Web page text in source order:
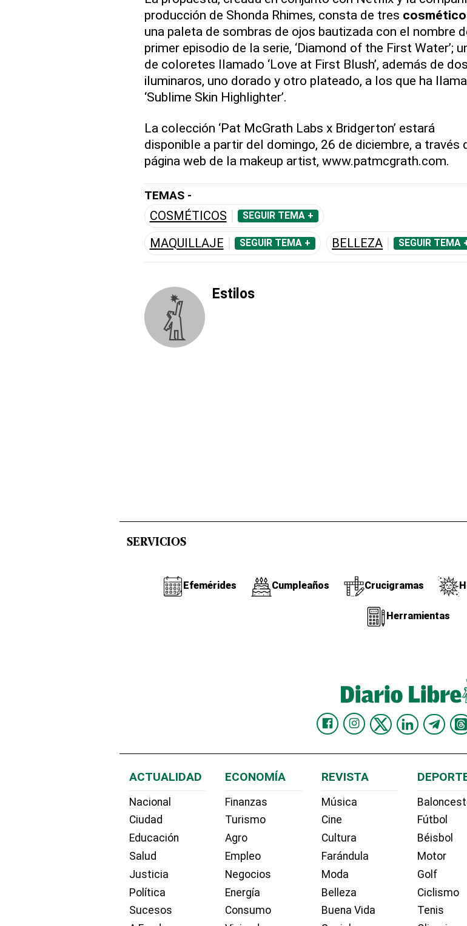
producción de Shonda Rhimes, consta de tres
una paleta de sombras de ojos bautizada con el nombre
primer episodio de la serie, ‘Diamond of the First Water’;
de coloretes llamado ‘Love at First Blush’, además de dos
iluminaros, uno dorado y otro plateado, a los que ha
‘Sublime Skin Highlighter’.
La colección ‘Pat McGrath Labs x Bridgerton’ estará
disponible a partir del domingo, 26 de diciembre, a través
página web de la makeup artist, www.patmcgrath.com.
TEMAS -
COSMÉTICOS SEGUIR TEMA +
MAQUILLAJE SEGUIR TEMA + BELLEZA SEGUIR TEMA
Estilos
SERVICIOS
Efemérides Cumpleaños Crucigramas
Herramientas
ACTUALIDAD
Nacional
Ciudad
Educación
Salud
Justicia
Política
Sucesos
ECONOMÍA
Finanzas
Turismo
Agro
Empleo
Negocios
Energía
Consumo
REVISTA
Música
Cine
Cultura
Farándula
Moda
Belleza
Buena Vida
Fútbol
Béisbol
Motor
Golf
Ciclismo
Tenis